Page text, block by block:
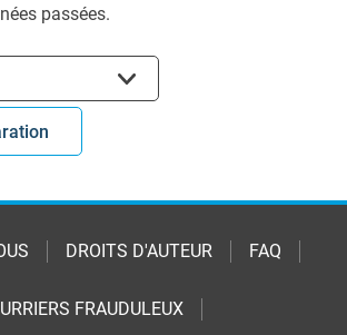
passées.
DROITS D'AUTEUR FAQ
FRAUDULEUX